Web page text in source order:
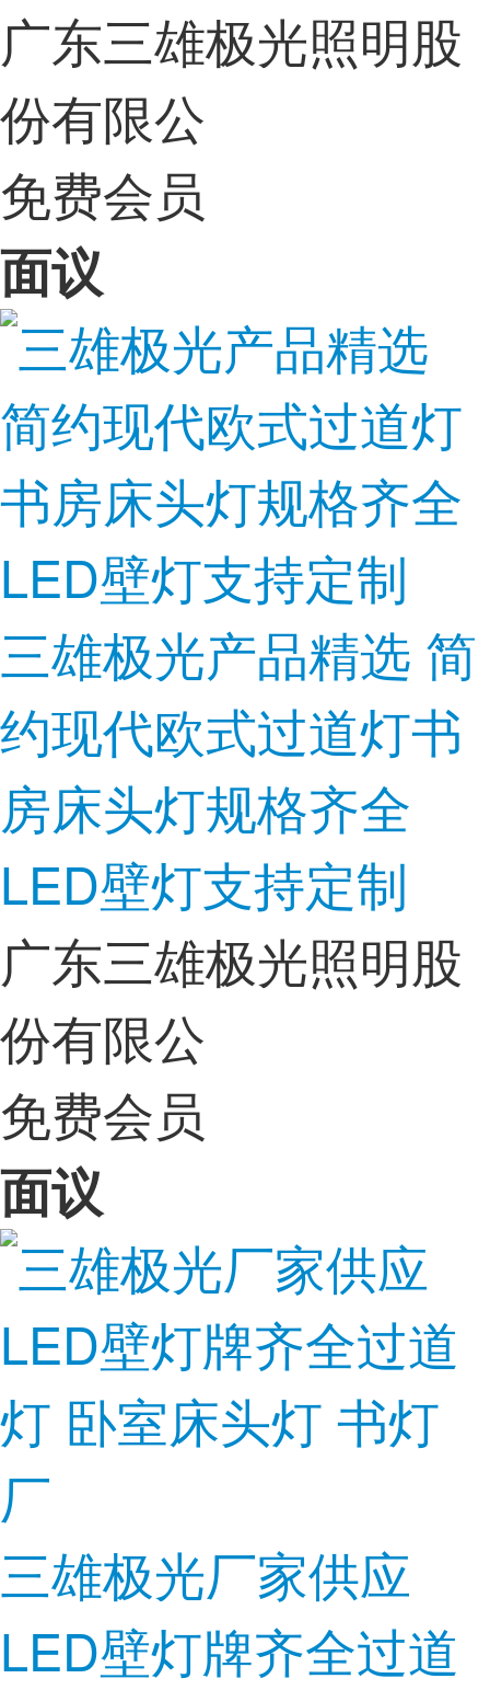
广东三雄极光照明股
份有限公
免费会员
面议
三雄极光产品精选 简
约现代欧式过道灯书
房床头灯规格齐全
LED壁灯支持定制
广东三雄极光照明股
份有限公
免费会员
面议
三雄极光厂家供应
LED壁灯牌齐全过道